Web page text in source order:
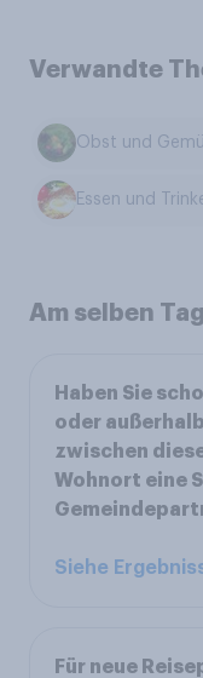
Verwandte
Obst und
Essen und
Am selben
Haben Sie
oder
zwischen
Wohnort eine
Siehe
Für neue